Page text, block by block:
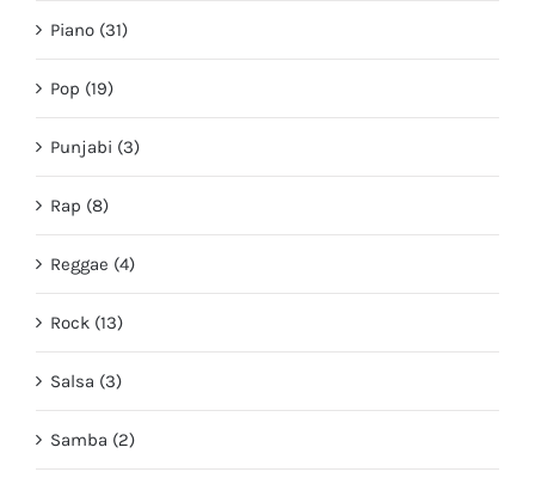
Piano (31)
Pop (19)
Punjabi (3)
Rap (8)
Reggae (4)
Rock (13)
Salsa (3)
Samba (2)